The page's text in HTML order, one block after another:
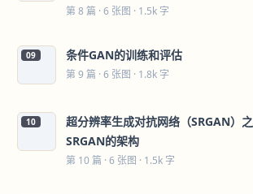
第 8 篇 · 6 张图 · 1.5k 字
09 条件GAN的训练和评估
第 9 篇 · 6 张图 · 1.8k 字
10
超分辨率生成对抗网络（SRGAN）之
SRGAN的架构
第 10 篇 · 6 张图 · 1.5k 字